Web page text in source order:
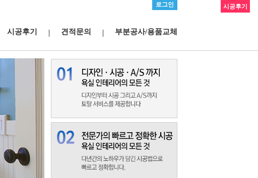
로그인
시공후기 견적문의 부분공사/용품교체
시공후기